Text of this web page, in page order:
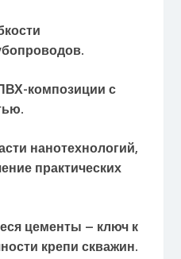
композиции с
нанотехнологий,
практических
цементы – ключ к
крепи скважин.